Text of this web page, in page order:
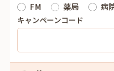
FM 薬局 病
キャンペーンコード